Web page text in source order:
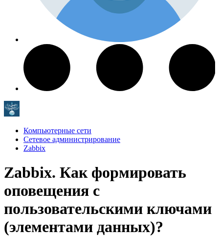
Компьютерные сети
Сетевое администрирование
Zabbix
Zabbix. Как формировать
оповещения с
пользовательскими ключами
(элементами данных)?